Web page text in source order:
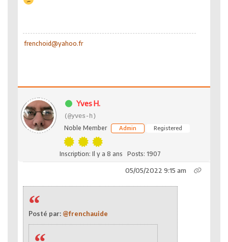
frenchoid@yahoo.fr
Yves H.
(@yves-h)
Noble Member Admin Registered
Inscription: Il y a 8 ans Posts: 1907
05/05/2022 9:15 am
Posté par: @frenchauide